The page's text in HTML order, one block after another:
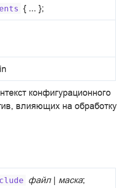
{ ... };
конфигурационного
влияющих на обработку
файл| маска;